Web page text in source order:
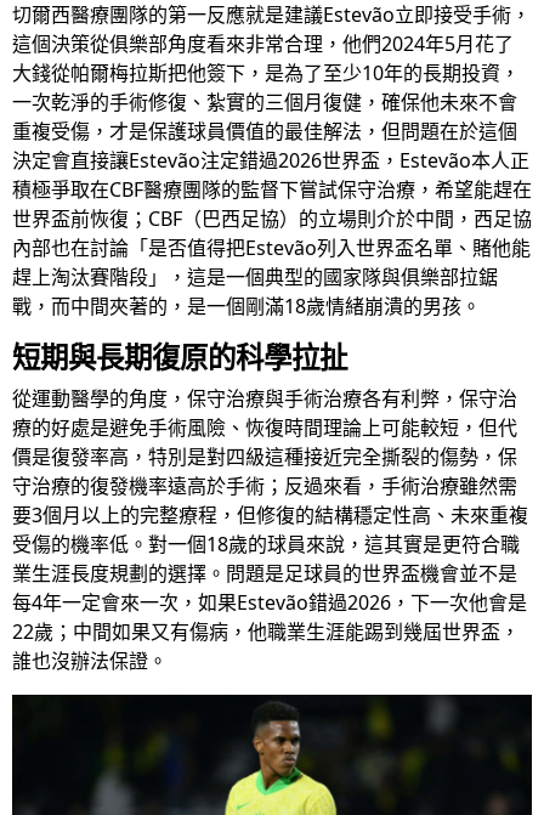
切爾西醫療團隊的第一反應就是建議Estevão立即接受手術，
這個決策從俱樂部角度看來非常合理，他們2024年5月花了
大錢從帕爾梅拉斯把他簽下，是為了至少10年的長期投資，
一次乾淨的手術修復、紮實的三個月復健，確保他未來不會
重複受傷，才是保護球員價值的最佳解法，但問題在於這個
決定會直接讓Estevão注定錯過2026世界盃，Estevão本人正
積極爭取在CBF醫療團隊的監督下嘗試保守治療，希望能趕在
世界盃前恢復；CBF（巴西足協）的立場則介於中間，西足協
內部也在討論「是否值得把Estevão列入世界盃名單、賭他能
趕上淘汰賽階段」，這是一個典型的國家隊與俱樂部拉鋸
戰，而中間夾著的，是一個剛滿18歲情緒崩潰的男孩。
短期與長期復原的科學拉扯
從運動醫學的角度，保守治療與手術治療各有利弊，保守治
療的好處是避免手術風險、恢復時間理論上可能較短，但代
價是復發率高，特別是對四級這種接近完全撕裂的傷勢，保
守治療的復發機率遠高於手術；反過來看，手術治療雖然需
要3個月以上的完整療程，但修復的結構穩定性高、未來重複
受傷的機率低。對一個18歲的球員來說，這其實是更符合職
業生涯長度規劃的選擇。問題是足球員的世界盃機會並不是
每4年一定會來一次，如果Estevão錯過2026，下一次他會是
22歲；中間如果又有傷病，他職業生涯能踢到幾屆世界盃，
誰也沒辦法保證。